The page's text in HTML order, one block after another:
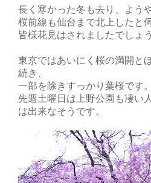
長く寒かった冬も去り、よう
桜前線も仙台まで北上したと
皆様花見はされましたでしょ
東京ではあいにく桜の満開と
続き、
一部を除きすっかり葉桜です。
先週土曜日は上野公園も凄い
は出来なそうです。